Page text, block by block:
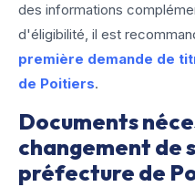
des informations
d'éligibilité, il est
première demande de
de Poitiers.
Documents
changement de
préfecture de